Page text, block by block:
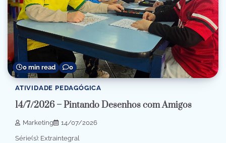
0 min read 0
ATIVIDADE PEDAGÓGICA
14/7/2026 – Pintando Desenhos com Amigos
Marketing 14/07/2026
Série(s): Extraintegral